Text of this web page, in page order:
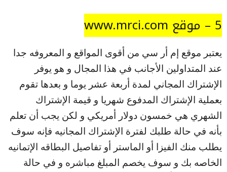
5 – موقع www.mrci.com
يعتبر موقع إم أر سي من أقوى المواقع و المعروفه جدا
عند المتداولين الأجانب في هذا المجال و هو يوفر
الإشتراك المجاني لمدة أربعة عشر يوما و بعدها تقوم
بعملية الإشتراك المدفوع شهريا و قيمة الإشتراك
الشهري هي خمسون دولار أمريكي و لكن يجب أن تعلم
بأنه في حالة طلبك لفترة الإشتراك المجانيه فإنه سوف
يطلب منك الفيزا أو الماستر أو تفاصيل البطاقه الإتمانيه
الخاصه بك و سوف يخصم المبلغ مباشره و في حالة